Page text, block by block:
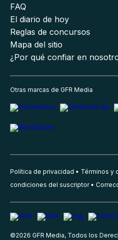
FAQ
El diario de hoy
Reglas de concursos
Mapa del sitio
¿Por qué confiar en
Otras marcas de GFR Media
Política de privacidad Términos y
condiciones del suscriptor
©2026 GFR Media, Todos los